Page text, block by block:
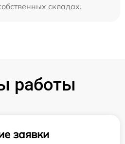
складах.
работы
заявки